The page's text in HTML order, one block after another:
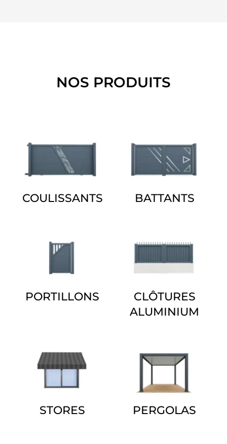
NOS PRODUITS
COULISSANTS BATTANTS
PORTILLONS
CLÔTURES
ALUMINIUM
STORES PERGOLAS